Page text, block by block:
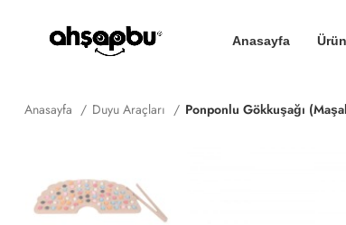
Anasayfa
Anasayfa Duyu Araçları Ponponlu Gökkuşağı